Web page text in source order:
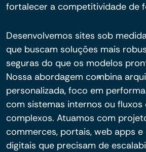
fortalecer a competitividade de
Desenvolvemos sites sob
que buscam soluções mais
seguras do que os modelos
Nossa abordagem combina
personalizada, foco em
com sistemas internos ou fluxos
complexos. Atuamos com
commerces, portais, web apps
digitais que precisam de